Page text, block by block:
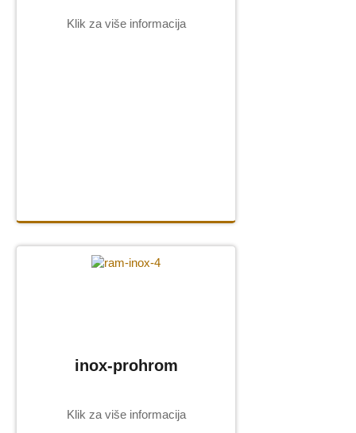
Klik za više informacija
inox-prohrom
Klik za više informacija